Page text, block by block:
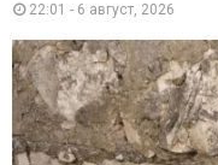
22:01 - 6 август, 2026